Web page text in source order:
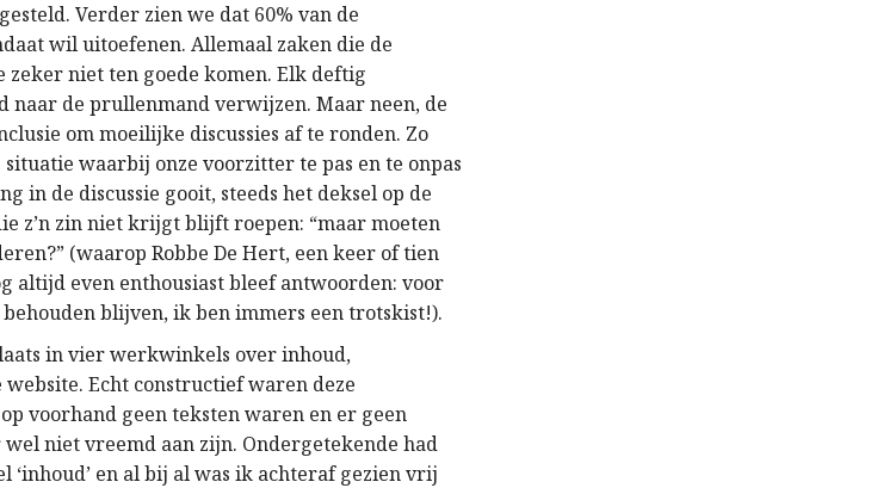
Verder zien we dat 60% van de
wil uitoefenen. Allemaal zaken die de
niet ten goede komen. Elk deftig
de prullenmand verwijzen. Maar neen, de
om moeilijke discussies af te ronden. Zo
waarbij onze voorzitter te pas en te onpas
in de discussie gooit, steeds het deksel op de
z’n zin niet krijgt blijft roepen: “maar moeten
(waarop Robbe De Hert, een keer of tien
altijd even enthousiast bleef antwoorden: voor
blijven, ik ben immers een trotskist!).
in vier werkwinkels over inhoud,
Echt constructief waren deze
voorhand geen teksten waren en er geen
niet vreemd aan zijn. Ondergetekende had
en al bij al was ik achteraf gezien vrij